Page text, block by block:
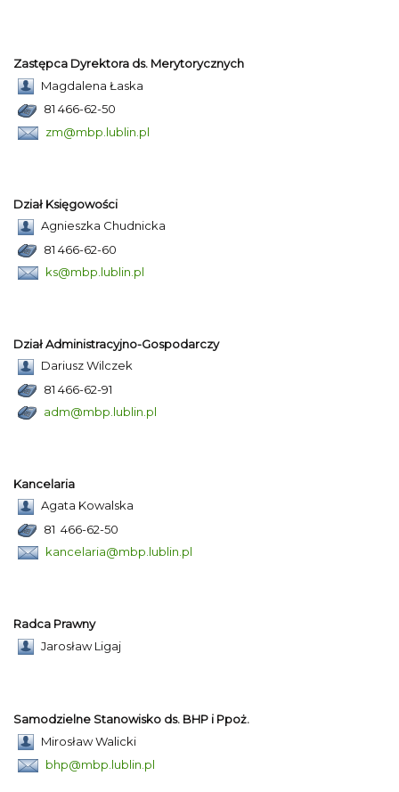
Zastępca Dyrektora ds. Merytorycznych
Magdalena Łaska
81 466-62-50
zm@mbp.lublin.pl
Dział Księgowości
Agnieszka Chudnicka
81 466-62-60
ks@mbp.lublin.pl
Dział Administracyjno-Gospodarczy
Dariusz Wilczek
81 466-62-91
adm@mbp.lublin.pl
Kancelaria
Agata Kowalska
81 466-62-50
kancelaria@mbp.lublin.pl
Radca Prawny
Jarosław Ligaj
Samodzielne Stanowisko ds. BHP i Ppoż.
Mirosław Walicki
bhp@mbp.lublin.pl